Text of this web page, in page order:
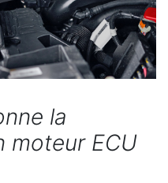
la
moteur ECU